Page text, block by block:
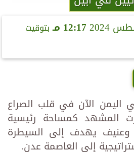
12:17 مـ
بتوقيت
اليمن الآن في قلب الصراع
المشهد كمساحة رئيسية
يهدف إلى السيطرة
إلى العاصمة عدن.